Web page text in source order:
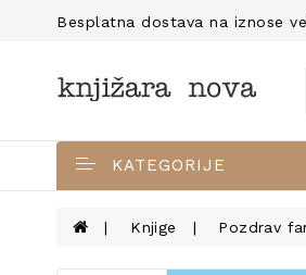
Besplatna dostava na iznose
KATEGORIJE
Knjige Pozdrav